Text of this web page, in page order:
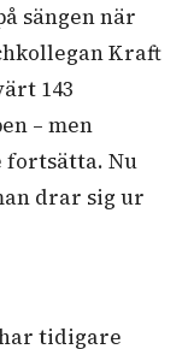
sängen när
Kraft
143
– men
fortsätta. Nu
drar sig ur
tidigare